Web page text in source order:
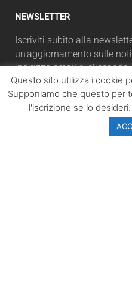
NEWSLETTER
Iscriviti subito alla
un'aggiornamento sulle
indirizzo email e, cliccando
automaticamente la nostra
Questo sito utilizza i cookie
Supponiamo che questo per
l'iscrizione se lo desideri.